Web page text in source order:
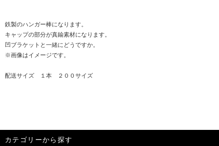
鉄製のハンガー棒になります。
キャップの部分が真鍮素材になります。
凹ブラケットと一緒にどうですか。
※画像はイメージです。
配送サイズ １本 ２００サイズ
カテゴリーから探す